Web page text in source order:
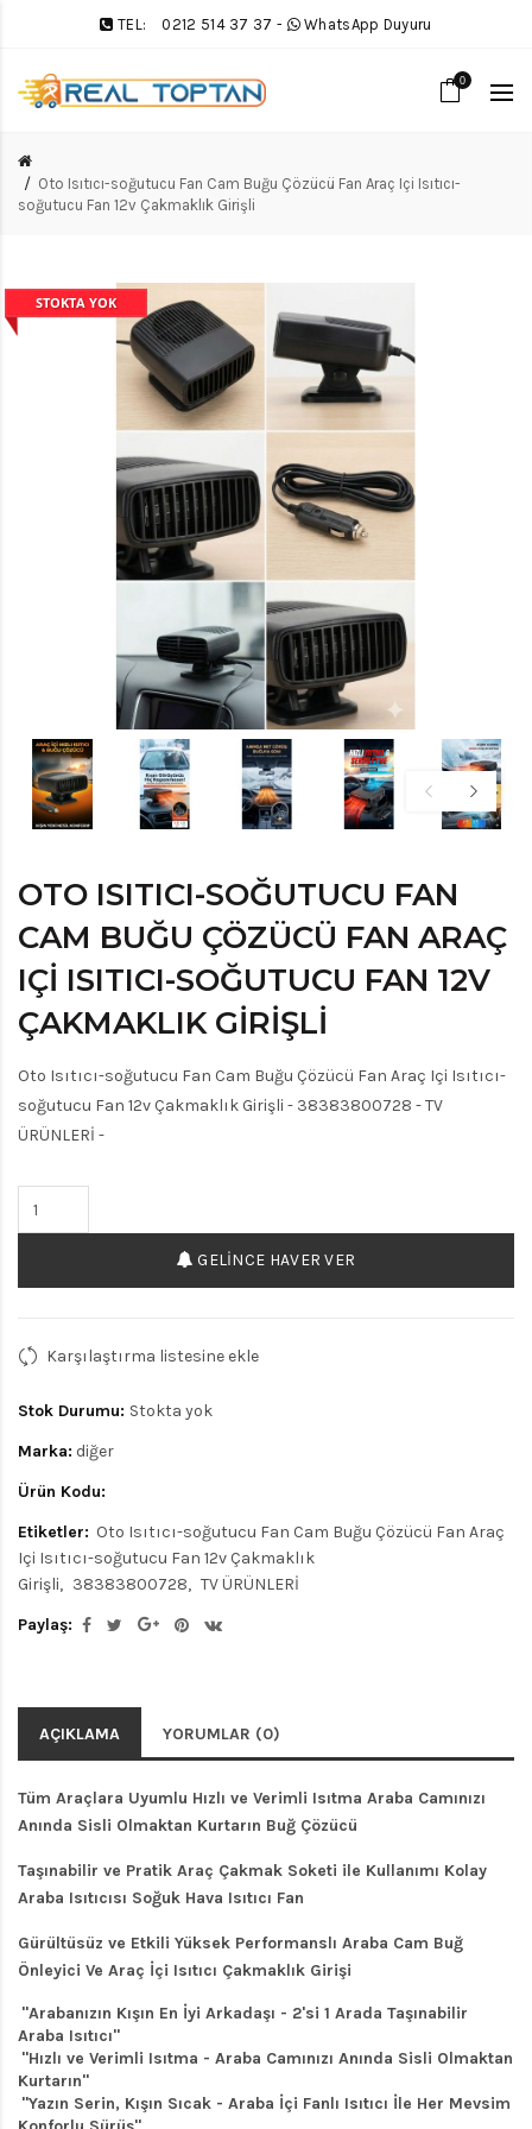
TEL: 0212 514 37 37 - WhatsApp Duyuru
0
Oto Isıtıcı-soğutucu Fan Cam Buğu Çözücü Fan Araç Içi Isıtıcı-
soğutucu Fan 12v Çakmaklık Girişli
STOKTA YOK
OTO ISITICI-SOĞUTUCU FAN
CAM BUĞU ÇÖZÜCÜ FAN ARAÇ
IÇI ISITICI-SOĞUTUCU FAN 12V
ÇAKMAKLIK GIRIŞLI
Oto Isıtıcı-soğutucu Fan Cam Buğu Çözücü Fan Araç Içi Isıtıcı-
soğutucu Fan 12v Çakmaklık Girişli - 38383800728 - TV
ÜRÜNLERİ -
GELINCE HAVER VER
Karşılaştırma listesine ekle
Stok Durumu: Stokta yok
Marka: diğer
Ürün Kodu:
Etiketler: Oto Isıtıcı-soğutucu Fan Cam Buğu Çözücü Fan Araç
Içi Isıtıcı-soğutucu Fan 12v Çakmaklık
Girişli
38383800728
TV ÜRÜNLERİ
Paylaş:
AÇIKLAMA YORUMLAR (0)
Tüm Araçlara Uyumlu Hızlı ve Verimli Isıtma Araba Camınızı
Anında Sisli Olmaktan Kurtarın Buğ Çözücü
Taşınabilir ve Pratik Araç Çakmak Soketi ile Kullanımı Kolay
Araba Isıtıcısı Soğuk Hava Isıtıcı Fan
Gürültüsüz ve Etkili Yüksek Performanslı Araba Cam Buğ
Önleyici Ve Araç İçi Isıtıcı Çakmaklık Girişi
"Arabanızın Kışın En İyi Arkadaşı - 2'si 1 Arada Taşınabilir
Araba Isıtıcı"
"Hızlı ve Verimli Isıtma - Araba Camınızı Anında Sisli Olmaktan
Kurtarın"
"Yazın Serin, Kışın Sıcak - Araba İçi Fanlı Isıtıcı İle Her Mevsim